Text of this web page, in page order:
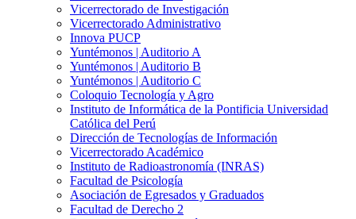
Vicerrectorado de Investigación
Vicerrectorado Administrativo
Innova PUCP
Yuntémonos | Auditorio A
Yuntémonos | Auditorio B
Yuntémonos | Auditorio C
Coloquio Tecnología y Agro
Instituto de Informática de la Pontificia Universidad
Católica del Perú
Dirección de Tecnologías de Información
Vicerrectorado Académico
Instituto de Radioastronomía (INRAS)
Facultad de Psicología
Asociación de Egresados y Graduados
Facultad de Derecho 2